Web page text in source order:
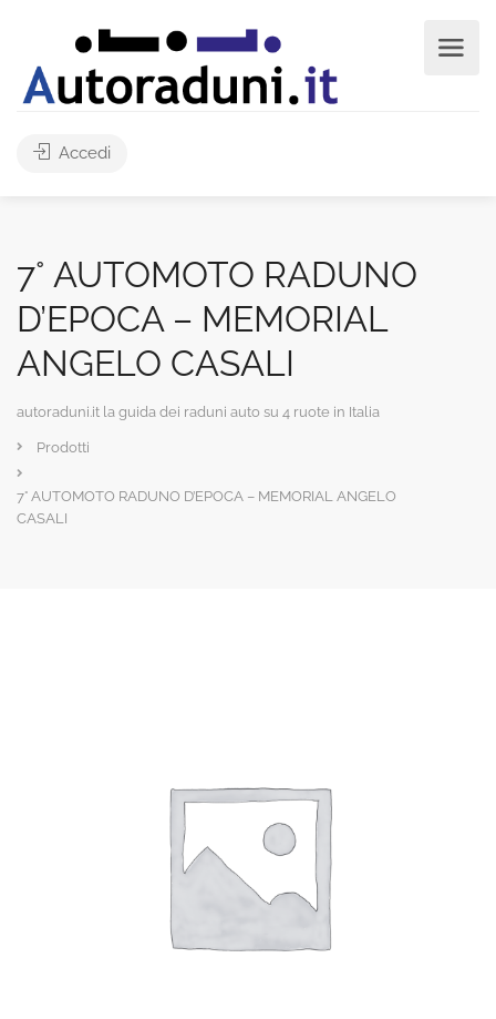
Accedi
7° AUTOMOTO RADUNO
D’EPOCA – MEMORIAL
ANGELO CASALI
autoraduni.it la guida dei raduni auto su 4 ruote in Italia
Prodotti
7° AUTOMOTO RADUNO D’EPOCA – MEMORIAL ANGELO
CASALI